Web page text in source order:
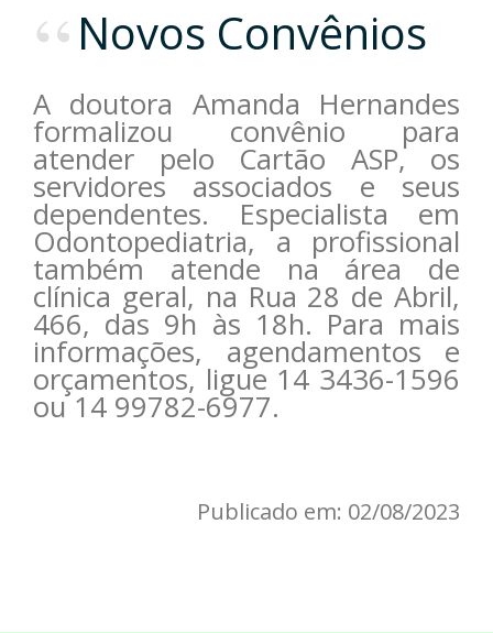
Novos Convênios
A doutora Amanda Hernandes
formalizou convênio para
atender pelo Cartão ASP, os
servidores associados e seus
dependentes. Especialista em
Odontopediatria, a profissional
também atende na área de
clínica geral, na Rua 28 de Abril,
466, das 9h às 18h. Para mais
informações, agendamentos e
orçamentos, ligue 14 3436-1596
ou 14 99782-6977.
Publicado em: 02/08/2023